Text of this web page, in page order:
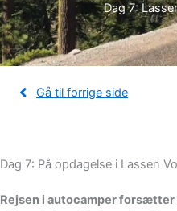
Dag 7:
Gå til forrige side
Dag 7: På opdagelse i Lassen
Rejsen i autocamper forsætter